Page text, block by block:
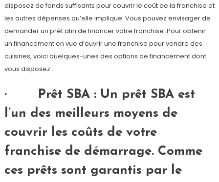
disposez de fonds suffisants pour couvrir le coût de la franchise et
les autres dépenses qu’elle implique. Vous pouvez envisager de
demander un prêt afin de financer votre franchise. Pour obtenir
un financement en vue d’ouvrir une franchise pour vendre des
cuisines, voici quelques-unes des options de financement dont
vous disposez :
· Prêt SBA : Un prêt SBA est
l’un des meilleurs moyens de
couvrir les coûts de votre
franchise de démarrage. Comme
ces prêts sont garantis par le